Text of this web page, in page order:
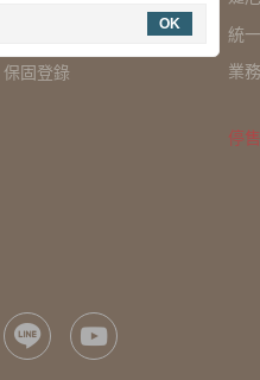
保固登錄
統
業
停
OK